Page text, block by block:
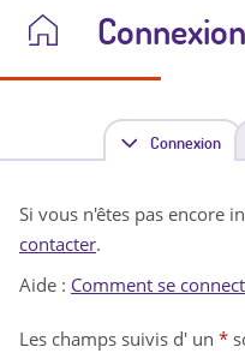
Connexion
Connexion(
n
Si vous n'êtes pas encore
contacter.
Aide : Comment se
Les champs suivis d' un *